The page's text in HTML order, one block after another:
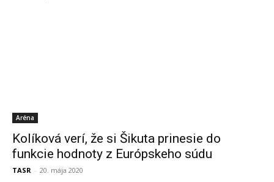
Aréna
Kolíková verí, že si Šikuta prinesie do
funkcie hodnoty z Európskeho súdu
TASR - 20. mája 2020